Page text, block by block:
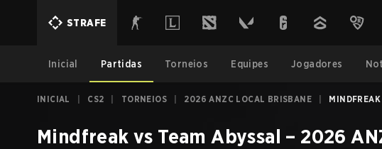
STRAFE
Inicial Partidas Torneios Equipes Jogadores
INICIAL CS2 TORNEIOS 2026 ANZC LOCAL BRISBANE
Mindfreak vs Team Abyssal – 2026